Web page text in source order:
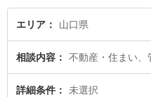
エリア 山口県
相談内容 不動産・住まい、
詳細条件 未選択